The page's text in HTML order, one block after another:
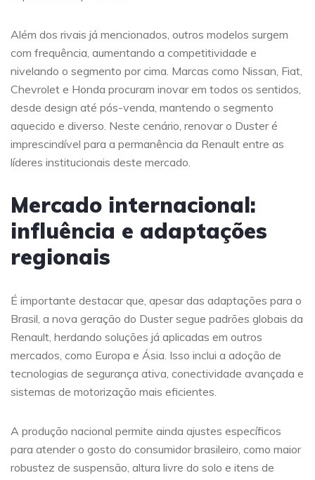
Além dos rivais já mencionados, outros modelos surgem
com frequência, aumentando a competitividade e
nivelando o segmento por cima. Marcas como Nissan, Fiat,
Chevrolet e Honda procuram inovar em todos os sentidos,
desde design até pós-venda, mantendo o segmento
aquecido e diverso. Neste cenário, renovar o Duster é
imprescindível para a permanência da Renault entre as
líderes institucionais deste mercado.
Mercado internacional:
influência e adaptações
regionais
É importante destacar que, apesar das adaptações para o
Brasil, a nova geração do Duster segue padrões globais da
Renault, herdando soluções já aplicadas em outros
mercados, como Europa e Ásia. Isso inclui a adoção de
tecnologias de segurança ativa, conectividade avançada e
sistemas de motorização mais eficientes.
A produção nacional permite ainda ajustes específicos
para atender o gosto do consumidor brasileiro, como maior
robustez de suspensão, altura livre do solo e itens de